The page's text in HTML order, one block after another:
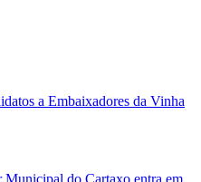
a Embaixadores da Vinha
Municipal do Cartaxo entra em